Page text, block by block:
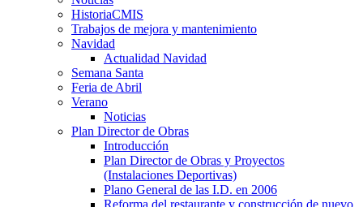
HistoriaCMIS
Trabajos de mejora y mantenimiento
Navidad
Actualidad Navidad
Semana Santa
Feria de Abril
Verano
Noticias
Plan Director de Obras
Introducción
Plan Director de Obras y Proyectos
(Instalaciones Deportivas)
Plano General de las I.D. en 2006
Reforma del restaurante y construcción de nuevo